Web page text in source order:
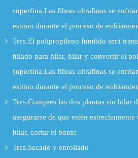
superfina.Las fibras ultrafinas se
estiran durante el proceso de
Tres.El polipropileno fundido será
hilado para hilar, hilar y convertir el
superfina.Las fibras ultrafinas se
estiran durante el proceso de
Tres.Compres las dos plantas sin hilar
asegurarse de que estén
hilar, cortar el borde
Tres.Secado y enrollado